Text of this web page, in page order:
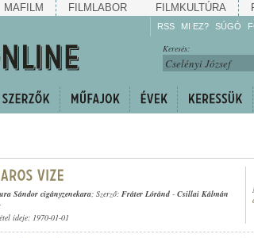
MAFILM FILMLABOR FILMKULTÚRA
RSS MI EZ? SÚGÓ
Kövesse!
Keresés:
Sándor cigányzenekara; Szerző: Fráter Lóránd - Csillai Kálmán
ideje: 1970-01-01